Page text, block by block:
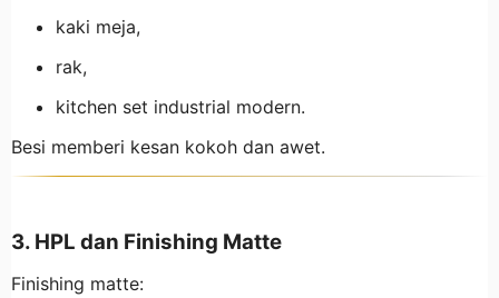
kaki meja,
rak,
kitchen set industrial modern.
Besi memberi kesan kokoh dan awet.
3. HPL dan Finishing Matte
Finishing matte: